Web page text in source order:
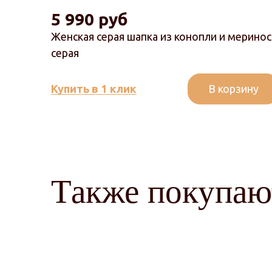
Женская серая шапка из конопли и
серая
5 990 руб
Купить в 1 клик В корзину
Также